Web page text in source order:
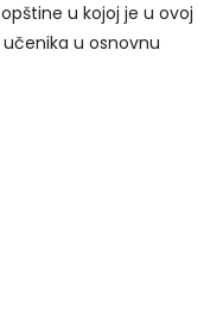
u kojoj je u ovoj
u osnovnu